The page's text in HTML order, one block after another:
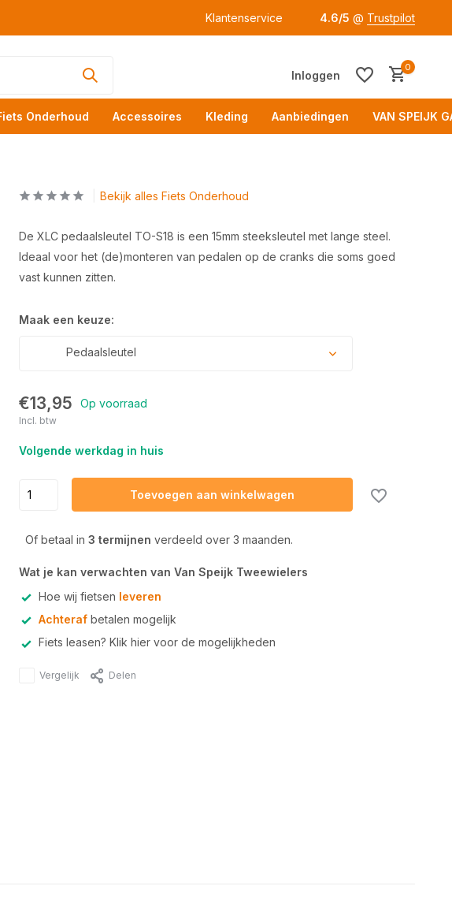
Klantenservice 4.6/5 @ Trustpilot
Inloggen
0
Onderhoud Accessoires Kleding Aanbiedingen VAN SPEIJK
Bekijk alles Fiets Onderhoud
De XLC pedaalsleutel TO-S18 is een 15mm steeksleutel met lange steel.
Ideaal voor het (de)monteren van pedalen op de cranks die soms goed
vast kunnen zitten.
Maak een keuze:
Pedaalsleutel
€13,95 Op voorraad
Incl. btw
Volgende werkdag in huis
Toevoegen aan winkelwagen
Of betaal in 3 termijnen verdeeld over 3 maanden.
Wat je kan verwachten van Van Speijk Tweewielers
Hoe wij fietsen leveren
Achterafbetalen mogelijk
Fiets leasen? Klik hier voor de mogelijkheden
Vergelijk Delen